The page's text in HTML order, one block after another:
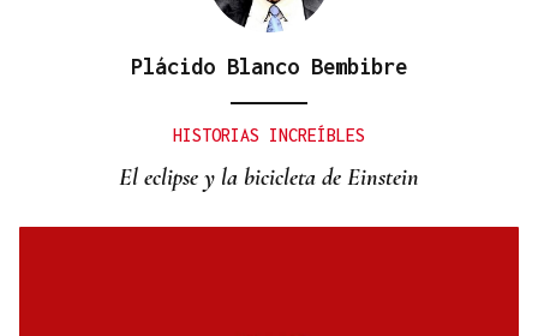
Plácido Blanco Bembibre
HISTORIAS INCREÍBLES
El eclipse y la bicicleta de Einstein